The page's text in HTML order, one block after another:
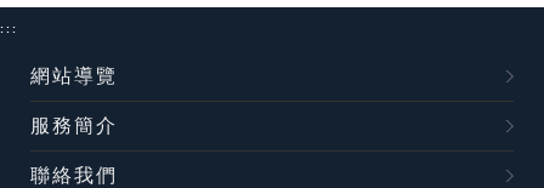
:::
網站導覽
服務簡介
聯絡我們